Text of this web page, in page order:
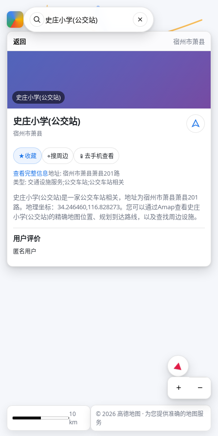
返回 宿州市萧县
史庄小学(公交站)
史庄小学(公交站)
宿州市萧县
★收藏 ⌖搜周边 📱 去手机查看
查看完整信息地址: 宿州市萧县萧县201路
类型: 交通设施服务;公交车站;公交车站相关
史庄小学(公交站)是一家公交车站相关，地址为宿州市萧县萧县201
路。地理坐标：34.246460,116.828273。您可以通过Amap查看史庄
小学(公交站)的精确地图位置、规划到达路线，以及查找周边设施。
用户评价
匿名用户
+ −
10
km
© 2026 高德地图 · 为您提供准确的地图服
务